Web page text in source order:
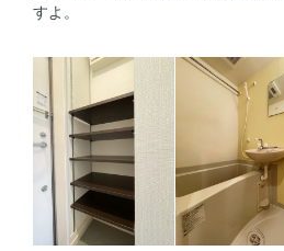
すよ。